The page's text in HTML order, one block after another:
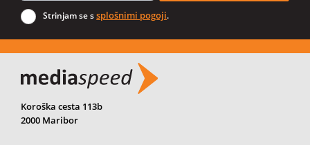
Strinjam se ssplošnimi pogoji.
Koroška cesta 113b
2000 Maribor